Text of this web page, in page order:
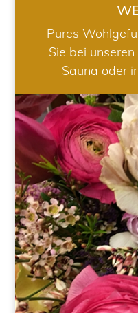
Pures
Sie bei
Sauna oder